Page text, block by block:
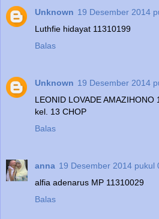
Unknown 19 Desember 2014
Luthfie hidayat 11310199
Balas
Unknown 19 Desember 2014
LEONID LOVADE AMAZIHONO
kel. 13 CHOP
Balas
anna 19 Desember 2014 pukul
alfia adenarus MP 11310029
Balas